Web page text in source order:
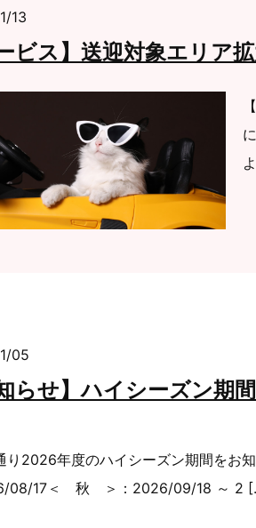
13
ビス】送迎対象エリア
05
らせ】ハイシーズン期
り2026年度のハイシーズン期間
08/17＜ 秋 ＞：2026/09/18 ～ 2